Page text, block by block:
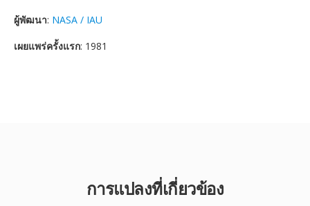
ผู้พัฒนา: NASA / IAU
เผยแพร่ครั้งแรก: 1981
การแปลงที่เกี่ยวข้อง